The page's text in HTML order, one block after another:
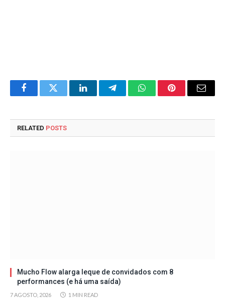
FacebookTwitter LinkedInTelegramWhatsAppPinterestEmail
RELATED POSTS
Mucho Flow alarga leque de convidados com 8
performances (e há uma saída)
7 AGOSTO, 2026 1 MIN READ